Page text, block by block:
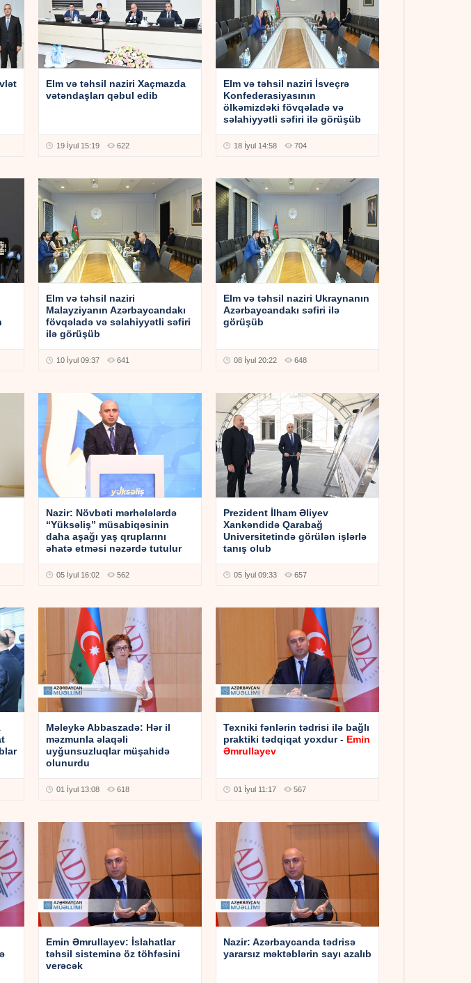
Elm və təhsil naziri Xaçmazda
vətəndaşları qəbul edib
19 İyul 15:19 622
Elm və təhsil naziri İsveçrə
Konfederasiyasının
ölkəmizdəki fövqəladə və
səlahiyyətli səfiri ilə görüşüb
18 İyul 14:58 704
Elm və təhsil naziri
Malayziyanın Azərbaycandakı
fövqəladə və səlahiyyətli səfiri
ilə görüşüb
10 İyul 09:37 641
Elm və təhsil naziri Ukraynanın
Azərbaycandakı səfiri ilə
görüşüb
08 İyul 20:22 648
Nazir: Növbəti mərhələlərdə
“Yüksəliş” müsabiqəsinin
daha aşağı yaş qruplarını
əhatə etməsi nəzərdə tutulur
05 İyul 16:02 562
Prezident İlham Əliyev
Xankəndidə Qarabağ
Universitetində görülən işlərlə
tanış olub
05 İyul 09:33 657
Məleykə Abbaszadə: Hər il
məzmunla əlaqəli
uyğunsuzluqlar müşahidə
olunurdu
01 İyul 13:08 618
Texniki fənlərin tədrisi ilə bağlı
praktiki tədqiqat yoxdur - Emin
Əmrullayev
01 İyul 11:17 567
Emin Əmrullayev: İslahatlar
təhsil sisteminə öz töhfəsini
verəcək
Nazir: Azərbaycanda tədrisə
yararsız məktəblərin sayı azalıb